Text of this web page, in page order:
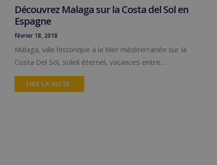
Découvrez Malaga sur la Costa del Sol en
Espagne
février 18, 2018
Malaga, ville historique à la Mer méditerranée sur la
Costa Del Sol, soleil éternel, vacances entre…
LIRE LA SUITE